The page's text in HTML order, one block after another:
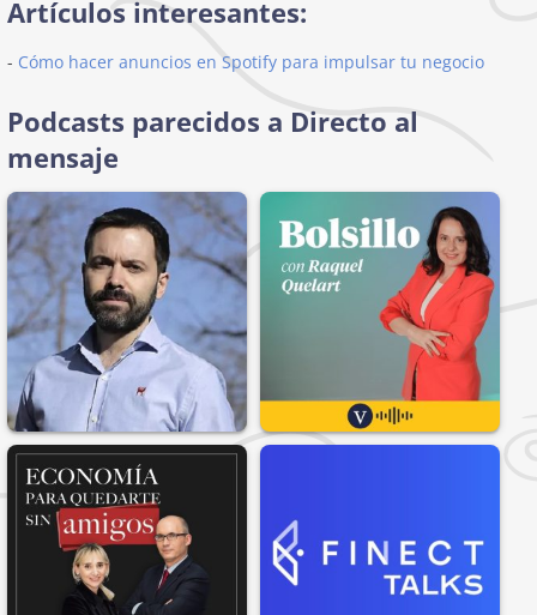
Artículos interesantes:
- Cómo hacer anuncios en Spotify para impulsar tu negocio
Podcasts parecidos a Directo al
mensaje